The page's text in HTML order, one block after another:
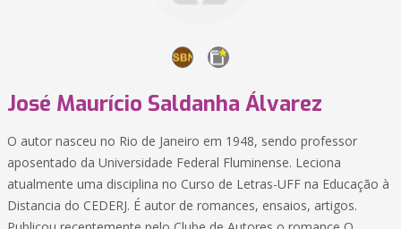
José Maurício Saldanha Álvarez
O autor nasceu no Rio de Janeiro em 1948, sendo professor
aposentado da Universidade Federal Fluminense. Leciona
atualmente uma disciplina no Curso de Letras-UFF na Educação à
Distancia do CEDERJ. É autor de romances, ensaios, artigos.